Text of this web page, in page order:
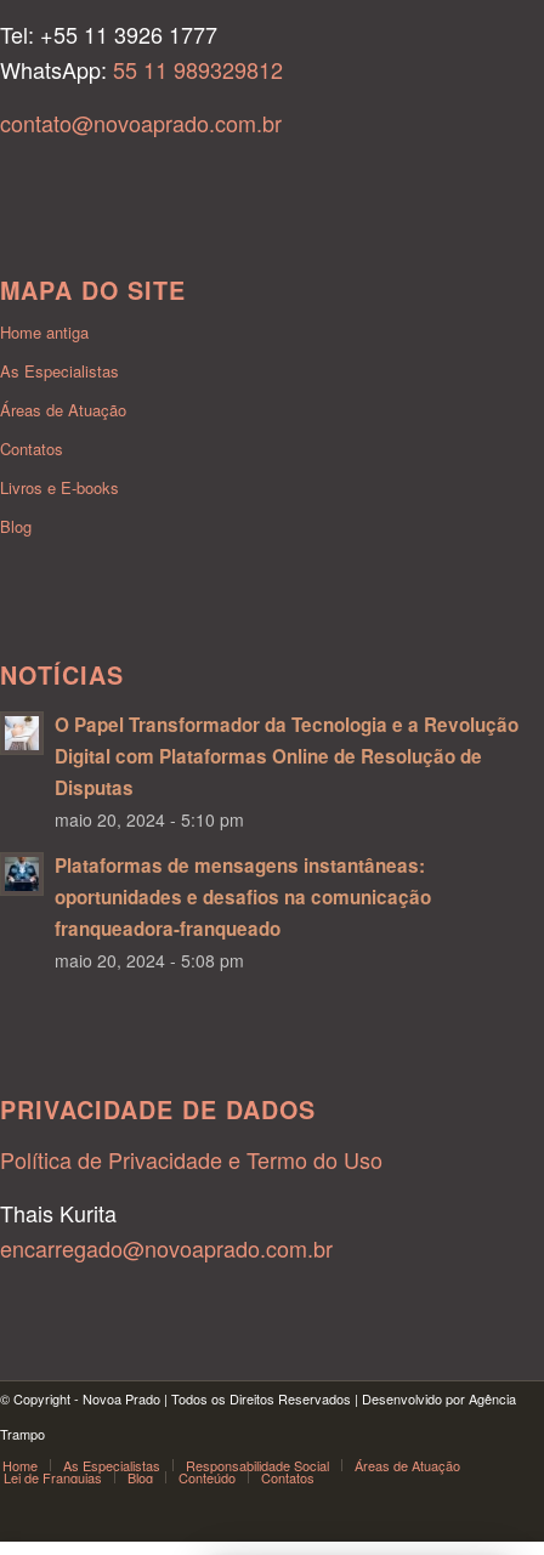
Tel: +55 11 3926 1777
WhatsApp: 55 11 989329812
contato@novoaprado.com.br
MAPA DO SITE
Home antiga
As Especialistas
Áreas de Atuação
Contatos
Livros e E-books
Blog
NOTÍCIAS
O Papel Transformador da Tecnologia e a Revolução
Digital com Plataformas Online de Resolução de
Disputas
maio 20, 2024 - 5:10 pm
Plataformas de mensagens instantâneas:
oportunidades e desafios na comunicação
franqueadora-franqueado
maio 20, 2024 - 5:08 pm
PRIVACIDADE DE DADOS
Política de Privacidade e Termo do Uso
Thais Kurita
encarregado@novoaprado.com.br
© Copyright - Novoa Prado | Todos os Direitos Reservados | Desenvolvido por Agência
Trampo
Home
As Especialistas Responsabilidade Social Áreas de Atuação
Lei de Franquias Blog Conteúdo Contatos